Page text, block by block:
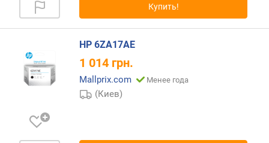
Купить!
HP 6ZA17AE
1 014 грн.
Mallprix.com Менее года
(Киев)